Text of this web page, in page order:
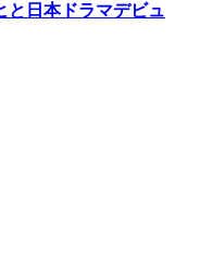
と日本ドラマデビュ